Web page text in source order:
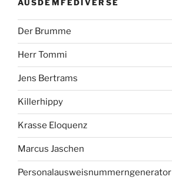
AUSDEMFEDIVERSE
Der Brumme
Herr Tommi
Jens Bertrams
Killerhippy
Krasse Eloquenz
Marcus Jaschen
Personalausweisnummerngenerator